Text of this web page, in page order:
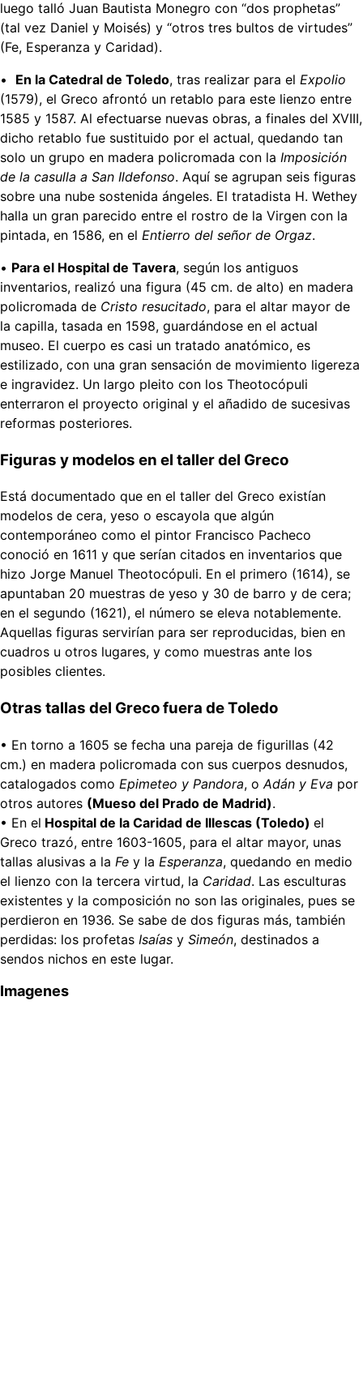
luego talló Juan Bautista Monegro con “dos prophetas”
(tal vez Daniel y Moisés) y “otros tres bultos de virtudes”
(Fe, Esperanza y Caridad).
• En la Catedral de Toledo, tras realizar para el Expolio
(1579), el Greco afrontó un retablo para este lienzo entre
1585 y 1587. Al efectuarse nuevas obras, a finales del XVIII,
dicho retablo fue sustituido por el actual, quedando tan
solo un grupo en madera policromada con la Imposición
de la casulla a San Ildefonso. Aquí se agrupan seis figuras
sobre una nube sostenida ángeles. El tratadista H. Wethey
halla un gran parecido entre el rostro de la Virgen con la
pintada, en 1586, en el Entierro del señor de Orgaz.
• Para el Hospital de Tavera, según los antiguos
inventarios, realizó una figura (45 cm. de alto) en madera
policromada de Cristo resucitado, para el altar mayor de
la capilla, tasada en 1598, guardándose en el actual
museo. El cuerpo es casi un tratado anatómico, es
estilizado, con una gran sensación de movimiento ligereza
e ingravidez. Un largo pleito con los Theotocópuli
enterraron el proyecto original y el añadido de sucesivas
reformas posteriores.
Figuras y modelos en el taller del Greco
Está documentado que en el taller del Greco existían
modelos de cera, yeso o escayola que algún
contemporáneo como el pintor Francisco Pacheco
conoció en 1611 y que serían citados en inventarios que
hizo Jorge Manuel Theotocópuli. En el primero (1614), se
apuntaban 20 muestras de yeso y 30 de barro y de cera;
en el segundo (1621), el número se eleva notablemente.
Aquellas figuras servirían para ser reproducidas, bien en
cuadros u otros lugares, y como muestras ante los
posibles clientes.
Otras tallas del Greco fuera de Toledo
• En torno a 1605 se fecha una pareja de figurillas (42
cm.) en madera policromada con sus cuerpos desnudos,
catalogados como Epimeteo y Pandora, o Adán y Eva por
otros autores (Mueso del Prado de Madrid).
• En el Hospital de la Caridad de Illescas (Toledo) el
Greco trazó, entre 1603-1605, para el altar mayor, unas
tallas alusivas a la Fe y la Esperanza, quedando en medio
el lienzo con la tercera virtud, la Caridad. Las esculturas
existentes y la composición no son las originales, pues se
perdieron en 1936. Se sabe de dos figuras más, también
perdidas: los profetas Isaías y Simeón, destinados a
sendos nichos en este lugar.
Imagenes